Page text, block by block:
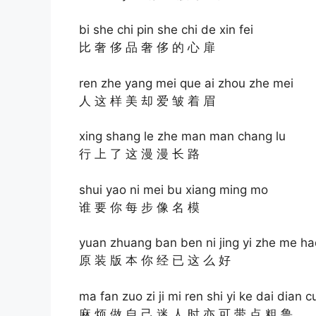
bi she chi pin she chi de xin fei
比 奢 侈 品 奢 侈 的 心 扉
ren zhe yang mei que ai zhou zhe mei
人 这 样 美 却 爱 皱 着 眉
xing shang le zhe man man chang lu
行 上 了 这 漫 漫 长 路
shui yao ni mei bu xiang ming mo
谁 要 你 每 步 像 名 模
yuan zhuang ban ben ni jing yi zhe me
原 装 版 本 你 经 已 这 么 好
ma fan zuo zi ji mi ren shi yi ke dai dian